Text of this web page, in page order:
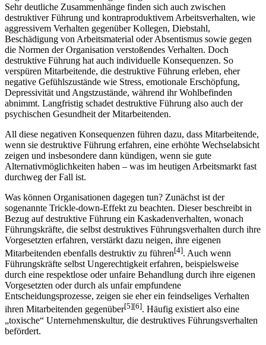
Sehr deutliche Zusammenhänge finden sich auch zwischen
destruktiver Führung und kontraproduktivem Arbeitsverhalten, wie
aggressivem Verhalten gegenüber Kollegen, Diebstahl,
Beschädigung von Arbeitsmaterial oder Absentismus sowie gegen
die Normen der Organisation verstoßendes Verhalten. Doch
destruktive Führung hat auch individuelle Konsequenzen. So
verspüren Mitarbeitende, die destruktive Führung erleben, eher
negative Gefühlszustände wie Stress, emotionale Erschöpfung,
Depressivität und Angstzustände, während ihr Wohlbefinden
abnimmt. Langfristig schadet destruktive Führung also auch der
psychischen Gesundheit der Mitarbeitenden.
All diese negativen Konsequenzen führen dazu, dass Mitarbeitende,
wenn sie destruktive Führung erfahren, eine erhöhte Wechselabsicht
zeigen und insbesondere dann kündigen, wenn sie gute
Alternativmöglichkeiten haben – was im heutigen Arbeitsmarkt fast
durchweg der Fall ist.
Was können Organisationen dagegen tun? Zunächst ist der
sogenannte Trickle-down-Effekt zu beachten. Dieser beschreibt in
Bezug auf destruktive Führung ein Kaskadenverhalten, wonach
Führungskräfte, die selbst destruktives Führungsverhalten durch ihre
Vorgesetzten erfahren, verstärkt dazu neigen, ihre eigenen
Mitarbeitenden ebenfalls destruktiv zu führen[4]. Auch wenn
Führungskräfte selbst Ungerechtigkeit erfahren, beispielsweise
durch eine respektlose oder unfaire Behandlung durch ihre eigenen
Vorgesetzten oder durch als unfair empfundene
Entscheidungsprozesse, zeigen sie eher ein feindseliges Verhalten
ihren Mitarbeitenden gegenüber[5][6]. Häufig existiert also eine
„toxische“ Unternehmenskultur, die destruktives Führungsverhalten
befördert.